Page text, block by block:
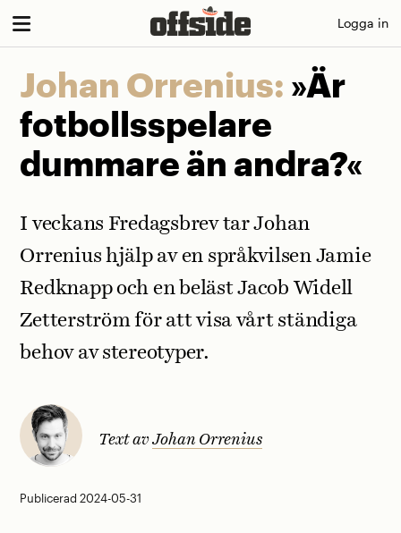
Skip
Logga in
Johan Orrenius: »Är
fotbollsspelare
dummare än andra?«
I veckans Fredagsbrev tar Johan
Orrenius hjälp av en språkvilsen Jamie
Redknapp och en beläst Jacob Widell
Zetterström för att visa vårt ständiga
behov av stereotyper.
Text avJohan Orrenius
Publicerad 2024-05-31